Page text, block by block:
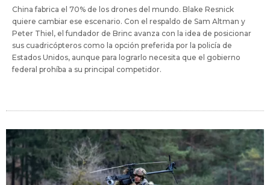
China fabrica el 70% de los drones del mundo. Blake Resnick
quiere cambiar ese escenario. Con el respaldo de Sam Altman y
Peter Thiel, el fundador de Brinc avanza con la idea de posicionar
sus cuadricópteros como la opción preferida por la policía de
Estados Unidos, aunque para lograrlo necesita que el gobierno
federal prohíba a su principal competidor.